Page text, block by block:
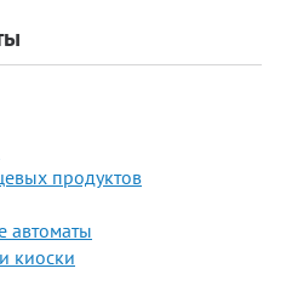
продуктов
автоматы
киоски